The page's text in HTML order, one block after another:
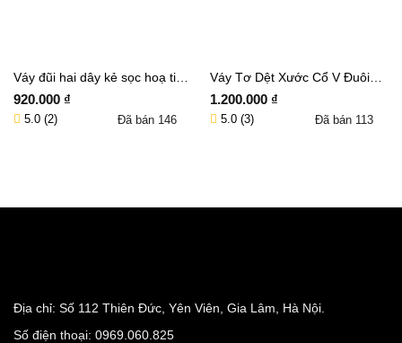
Váy đũi hai dây kẻ sọc hoạ tiết
kẻ nhún eo dáng dài CORAL –
920.000 ₫
5.0 (2) Đã bán 146
Váy Tơ Dệt Xước Cổ V Đuôi
Cá – Nữ Tính, Duyên Dáng,
DD8575
1.200.000 ₫
5.0 (3) Đã bán 113
Địa chỉ: Số 112 Thiên Đức, Yên Viên, Gia Lâm, Hà Nội.
Số điện thoại: 0969.060.825